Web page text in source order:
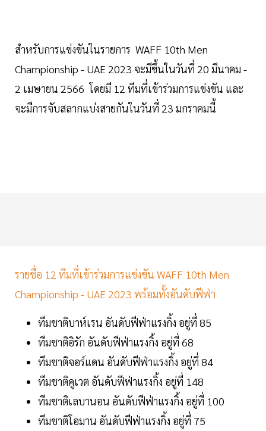
สำหรับการแข่งขันในรายการ WAFF 10th Men
Championship - UAE 2023 จะมีขึ้นในวันที่ 20 มีนาคม -
2 เมษายน 2566 โดยมี 12 ทีมที่เข้าร่วมการแข่งขัน และ
จะมีการจับสลากแบ่งสายกันในวันที่ 23 มกราคมนี้
รายชื่อ 12 ทีมที่เข้าร่วมการแข่งขัน WAFF 10th Men
Championship - UAE 2023 พร้อมทั้งอันดับฟีฟ่า
ทีมชาติบาห์เรน อันดับฟีฟ่าแรงกิ้ง อยู่ที่ 85
ทีมชาติอิรัก อันดับฟีฟ่าแรงกิ้ง อยู่ที่ 68
ทีมชาติจอร์แดน อันดับฟีฟ่าแรงกิ้ง อยู่ที่ 84
ทีมชาติคูเวต อันดับฟีฟ่าแรงกิ้ง อยู่ที่ 148
ทีมชาติเลบานอน อันดับฟีฟ่าแรงกิ้ง อยู่ที่ 100
ทีมชาติโอมาน อันดับฟีฟ่าแรงกิ้ง อยู่ที่ 75